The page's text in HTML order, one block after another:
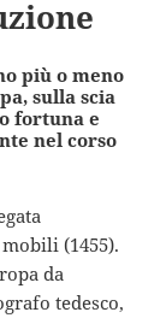
più o meno
sulla scia
fortuna e
nel corso
(1455).
da
tedesco,